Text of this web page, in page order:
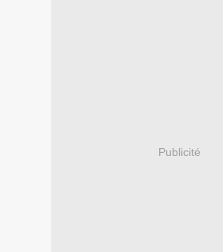
Publicité